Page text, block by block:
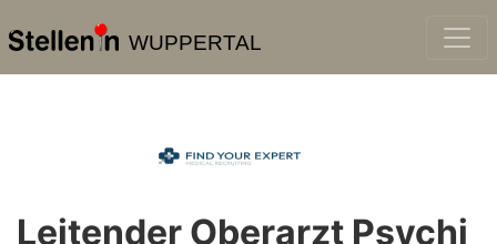
WUPPERTAL
Leitender Oberarzt Psychi